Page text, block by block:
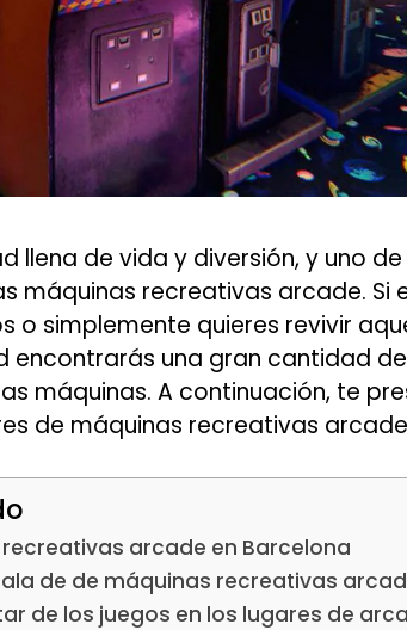
llena de vida y diversión, y uno
máquinas recreativas arcade. Si
o simplemente quieres revivir
encontrarás una gran cantidad
máquinas. A continuación, te
de máquinas recreativas
arcade en Barcelona
de de máquinas recreativas
de los juegos en los lugares de